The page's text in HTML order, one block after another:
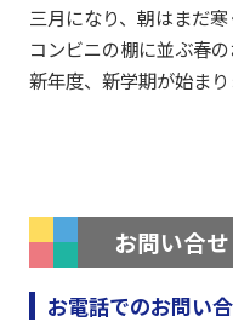
三月になり、朝はまだ
コンビニの棚に並ぶ春
新年度、新学期が始ま
お問い合せ
お電話でのお問い